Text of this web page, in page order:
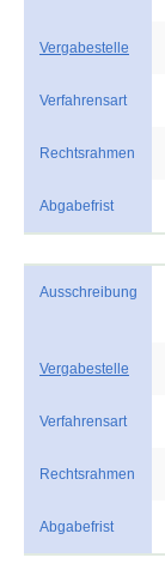
Vergabestelle
Verfahrensart
Rechtsrahmen
Abgabefrist
Ausschreibung
Vergabestelle
Verfahrensart
Rechtsrahmen
Abgabefrist